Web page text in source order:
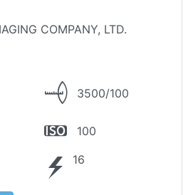
COMPANY, LTD.
3500/100
100
16